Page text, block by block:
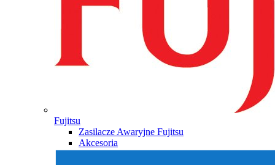
Fujitsu
Zasilacze Awaryjne Fujitsu
Akcesoria